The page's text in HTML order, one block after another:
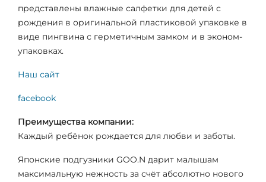
представлены влажные салфетки для детей с
рождения в оригинальной пластиковой упаковке в
виде пингвина с герметичным замком и в эконом-
упаковках.
Наш сайт
facebook
Преимущества компании:
Каждый ребёнок рождается для любви и заботы.
Японские подгузники GOO.N дарит малышам
максимальную нежность за счёт абсолютно нового